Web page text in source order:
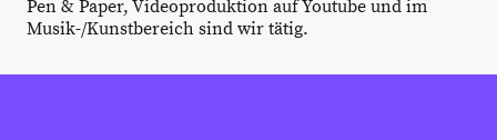
Pen & Paper, Videoproduktion auf Youtube und im
Musik-/Kunstbereich sind wir tätig.